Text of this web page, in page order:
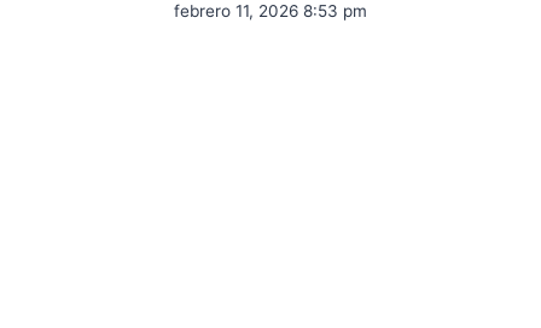
febrero 11, 2026 8:53 pm